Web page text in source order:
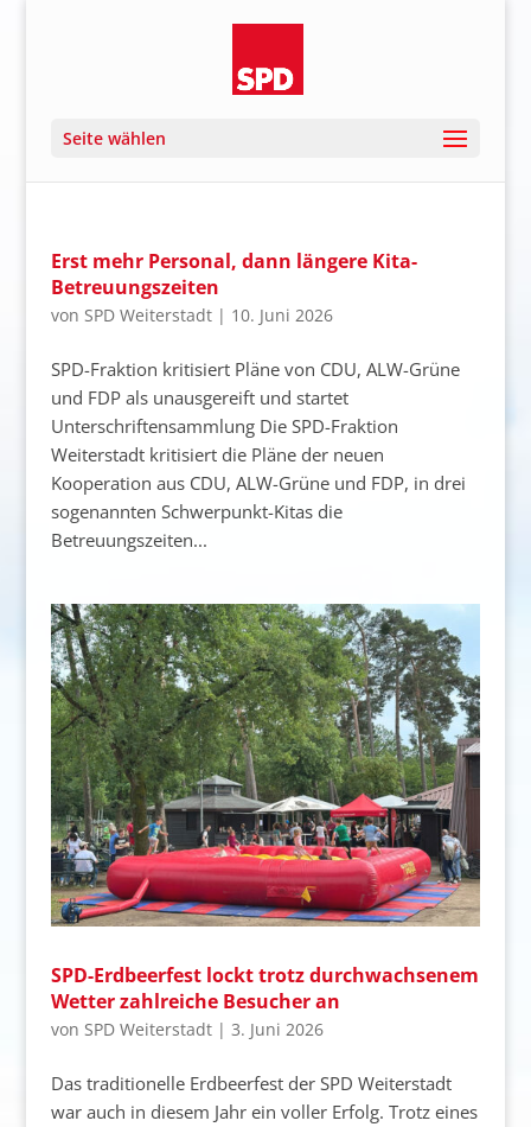
Seite wählen
Erst mehr Personal, dann längere Kita-
Betreuungszeiten
von SPD Weiterstadt| 10. Juni 2026
SPD-Fraktion kritisiert Pläne von CDU, ALW-Grüne
und FDP als unausgereift und startet
Unterschriftensammlung Die SPD-Fraktion
Weiterstadt kritisiert die Pläne der neuen
Kooperation aus CDU, ALW-Grüne und FDP, in drei
sogenannten Schwerpunkt-Kitas die
Betreuungszeiten...
SPD-Erdbeerfest lockt trotz durchwachsenem
Wetter zahlreiche Besucher an
von SPD Weiterstadt| 3. Juni 2026
Das traditionelle Erdbeerfest der SPD Weiterstadt
war auch in diesem Jahr ein voller Erfolg. Trotz eines